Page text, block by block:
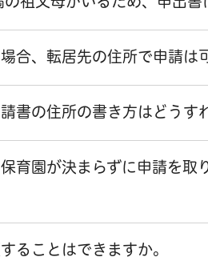
合、転居先の住所で申請は
書の住所の書き方はどうす
育園が決まらずに申請を取
ることはできますか。